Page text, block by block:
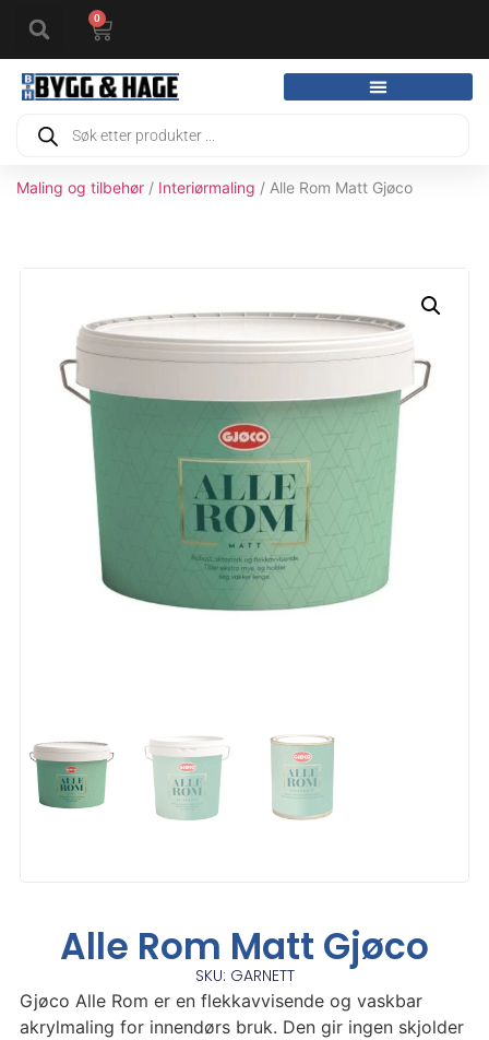
0
Maling og tilbehør / Interiørmaling / Alle Rom Matt Gjøco
Alle Rom Matt Gjøco
SKU: GARNETT
Gjøco Alle Rom er en flekkavvisende og vaskbar
akrylmaling for innendørs bruk. Den gir ingen skjolder